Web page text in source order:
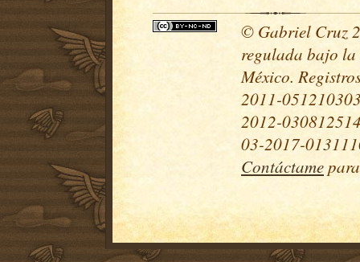
© Gabriel Cruz
regulada bajo la
México.
2011-
2012-
03-2017-
Contáctame